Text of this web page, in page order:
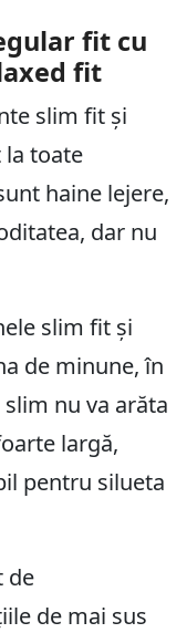
fit cu
fit
slim fit și
toate
haine lejere,
dar nu
slim fit și
de minune, în
nu va arăta
largă,
pentru silueta
de
de mai sus